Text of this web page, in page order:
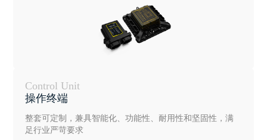
Control Unit
操作终端
整套可定制，兼具智能化、功能性、耐用性和坚固性，满
足行业严苛要求